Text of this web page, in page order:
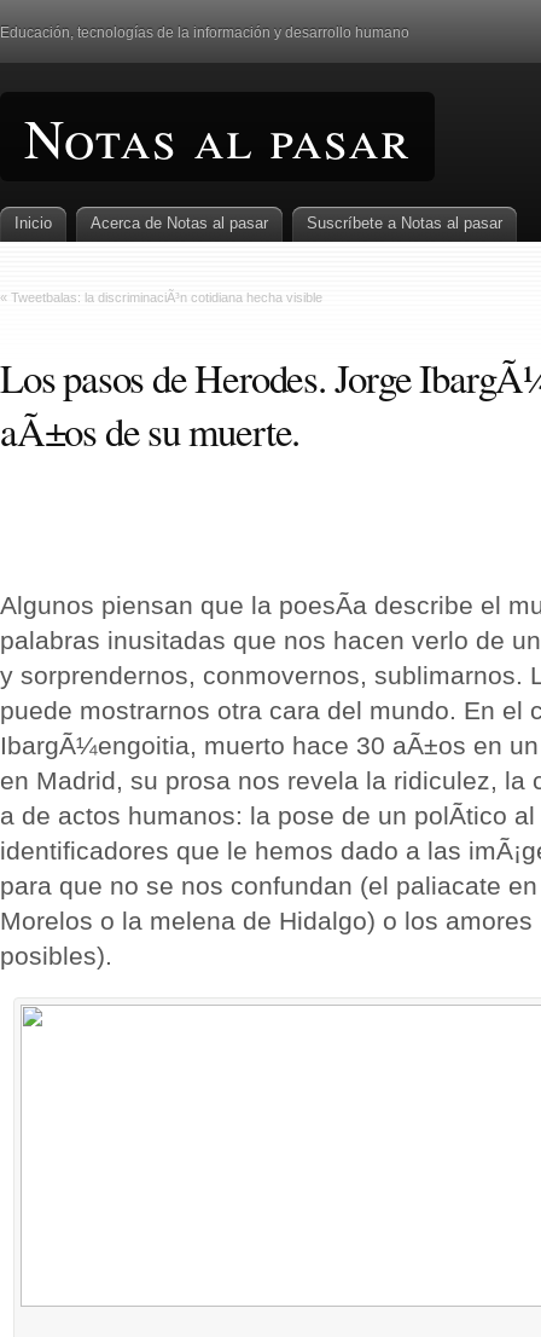
Educación, tecnologí­as de la información y desarrollo humano
Notas al pasar
Inicio Acerca de Notas al pasar Suscrí­bete a Notas al pasar
« Tweetbalas: la discriminaciÃ³n cotidiana hecha visible
Los pasos de Herodes. Jorge
aÃ±os de su muerte.
Algunos piensan que la poesÃ­a describe el
palabras inusitadas que nos hacen verlo de
y sorprendernos, conmovernos, sublimarnos.
puede mostrarnos otra cara del mundo. En el
IbargÃ¼engoitia, muerto hace 30 aÃ±os en
en Madrid, su prosa nos revela la ridiculez,
a de actos humanos: la pose de un polÃ­tico
identificadores que le hemos dado a las
para que no se nos confundan (el paliacate
Morelos o la melena de Hidalgo) o los
posibles).